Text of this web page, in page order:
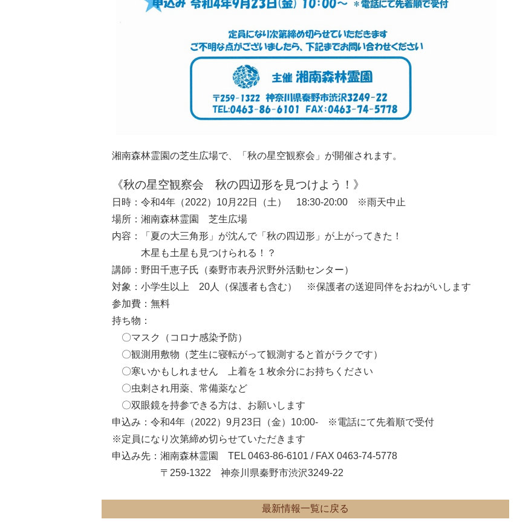
湘南森林霊園の芝生広場で、「秋の星空観察会」が開催されます。
《秋の星空観察会 秋の四辺形を見つけよう！》
日時：令和4年（2022）10月22日（土） 18:30-20:00 ※雨天中止
場所：湘南森林霊園 芝生広場
内容：「夏の大三角形」が沈んで「秋の四辺形」が上がってきた！
木星も土星も見つけられる！？
講師：野田千恵子氏（秦野市表丹沢野外活動センター）
対象：小学生以上 20人（保護者も含む） ※保護者の送迎同伴をおねがいします
参加費：無料
持ち物：
〇マスク（コロナ感染予防）
〇観測用敷物（芝生に寝転がって観測すると首がラクです）
〇寒いかもしれません 上着を１枚余分にお持ちください
〇虫刺され用薬、常備薬など
〇双眼鏡を持参できる方は、お願いします
申込み：令和4年（2022）9月23日（金）10:00- ※電話にて先着順で受付
※定員になり次第締め切らせていただきます
申込み先：湘南森林霊園 TEL 0463-86-6101 / FAX 0463-74-5778
〒259-1322 神奈川県秦野市渋沢3249-22
最新情報一覧に戻る